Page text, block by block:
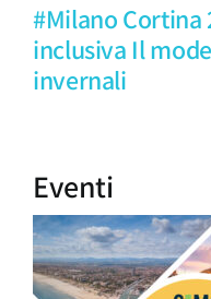
#Milano Cortina
inclusiva Il
invernali
Eventi